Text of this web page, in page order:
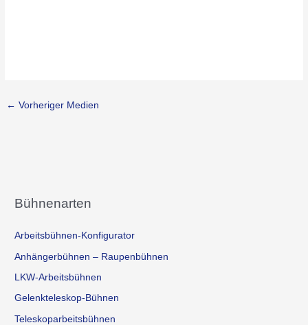
← Vorheriger Medien
Bühnenarten
Arbeitsbühnen-Konfigurator
Anhängerbühnen – Raupenbühnen
LKW-Arbeitsbühnen
Gelenkteleskop-Bühnen
Teleskoparbeitsbühnen